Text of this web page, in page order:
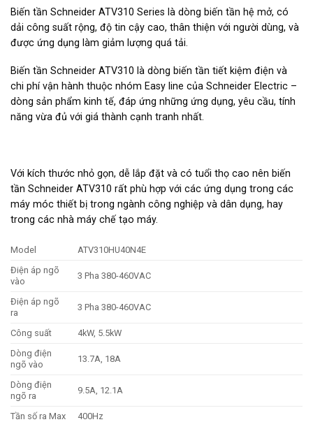
Biến tần Schneider ATV310 Series là dòng biến tần hệ mở, có
dải công suất rộng, độ tin cậy cao, thân thiện với người dùng, và
được ứng dụng làm giảm lượng quá tải.
Biến tần Schneider ATV310 là dòng biến tần tiết kiệm điện và
chi phí vận hành thuộc nhóm Easy line của Schneider Electric –
dòng sản phẩm kinh tế, đáp ứng những ứng dụng, yêu cầu, tính
năng vừa đủ với giá thành cạnh tranh nhất.
Với kích thước nhỏ gọn, dễ lắp đặt và có tuổi thọ cao nên biến
tần Schneider ATV310 rất phù hợp với các ứng dụng trong các
máy móc thiết bị trong ngành công nghiệp và dân dụng, hay
trong các nhà máy chế tạo máy.
Model
ATV310HU40N4E
Điện áp ngõ
vào
3 Pha 380-460VAC
Điện áp ngõ
ra
3 Pha 380-460VAC
Công suất
4kW, 5.5kW
Dòng điện
ngõ vào
13.7A, 18A
Dòng điện
ngõ ra
9.5A, 12.1A
Tần số ra Max
400Hz